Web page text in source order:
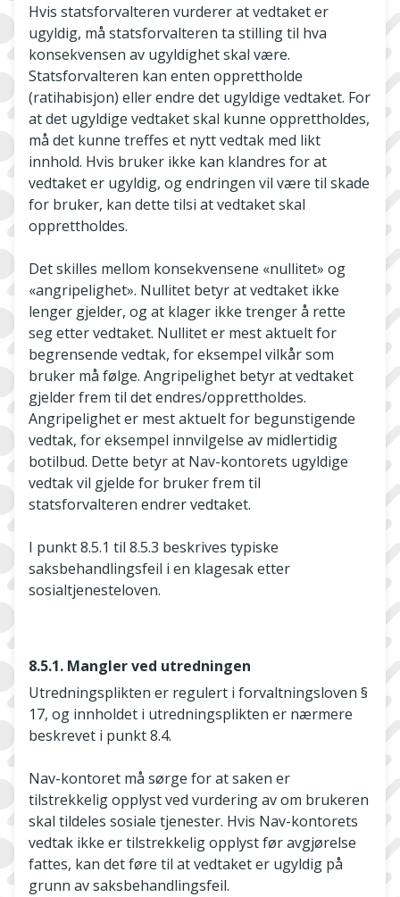
Hvis statsforvalteren vurderer at vedtaket er
ugyldig, må statsforvalteren ta stilling til hva
konsekvensen av ugyldighet skal være.
Statsforvalteren kan enten opprettholde
(ratihabisjon) eller endre det ugyldige vedtaket. For
at det ugyldige vedtaket skal kunne opprettholdes,
må det kunne treffes et nytt vedtak med likt
innhold. Hvis bruker ikke kan klandres for at
vedtaket er ugyldig, og endringen vil være til skade
for bruker, kan dette tilsi at vedtaket skal
opprettholdes.
Det skilles mellom konsekvensene «nullitet» og
«angripelighet». Nullitet betyr at vedtaket ikke
lenger gjelder, og at klager ikke trenger å rette
seg etter vedtaket. Nullitet er mest aktuelt for
begrensende vedtak, for eksempel vilkår som
bruker må følge. Angripelighet betyr at vedtaket
gjelder frem til det endres/opprettholdes.
Angripelighet er mest aktuelt for begunstigende
vedtak, for eksempel innvilgelse av midlertidig
botilbud. Dette betyr at Nav-kontorets ugyldige
vedtak vil gjelde for bruker frem til
statsforvalteren endrer vedtaket.
I punkt 8.5.1 til 8.5.3 beskrives typiske
saksbehandlingsfeil i en klagesak etter
sosialtjenesteloven.
8.5.1. Mangler ved utredningen
Utredningsplikten er regulert i forvaltningsloven §
17, og innholdet i utredningsplikten er nærmere
beskrevet i punkt 8.4.
Nav-kontoret må sørge for at saken er
tilstrekkelig opplyst ved vurdering av om brukeren
skal tildeles sosiale tjenester. Hvis Nav-kontorets
vedtak ikke er tilstrekkelig opplyst før avgjørelse
fattes, kan det føre til at vedtaket er ugyldig på
grunn av saksbehandlingsfeil.